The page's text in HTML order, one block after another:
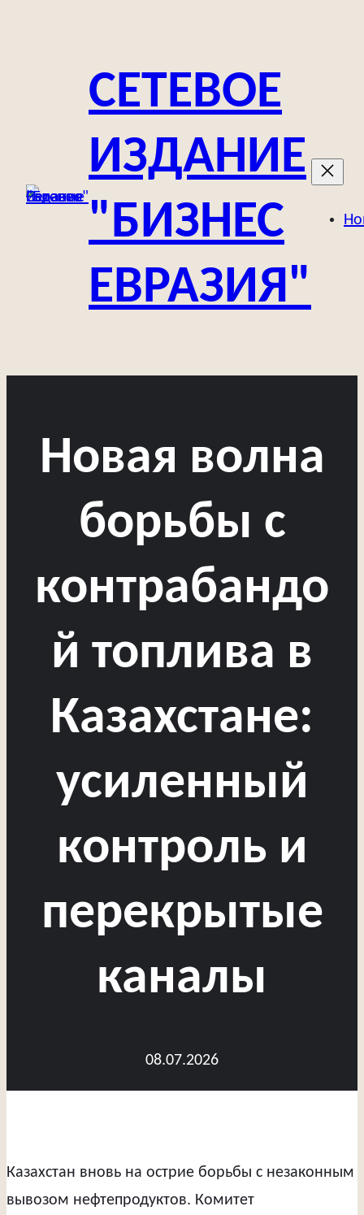
содержимомуСЕТЕВОЕ
ИЗДАНИЕ
"БИЗНЕС
ЕВРАЗИЯ"
Новая волна
борьбы с
контрабандо
й топлива в
Казахстане:
усиленный
контроль и
перекрытые
каналы
08.07.2026
Казахстан вновь на острие борьбы с незаконным
вывозом нефтепродуктов. Комитет